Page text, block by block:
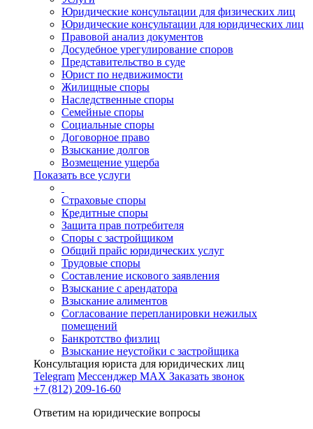
Юридические консультации для физических лиц
Юридические консультации для юридических лиц
Правовой анализ документов
Досудебное урегулирование споров
Представительство в суде
Юрист по недвижимости
Жилищные споры
Наследственные споры
Семейные споры
Социальные споры
Договорное право
Взыскание долгов
Возмещение ущерба
Показать все услуги
Страховые споры
Кредитные споры
Защита прав потребителя
Споры с застройщиком
Общий прайс юридических услуг
Трудовые споры
Составление искового заявления
Взыскание с арендатора
Взыскание алиментов
Cогласование перепланировки нежилых
помещений
Банкротство физлиц
Взыскание неустойки с застройщика
Консультация юриста для юридических лиц
Telegram Мессенджер MAX Заказать звонок
+7 (812) 209-16-60
Ответим на юридические вопросы